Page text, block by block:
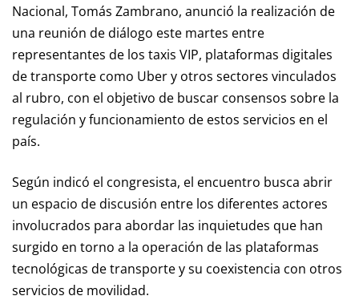
Nacional, Tomás Zambrano, anunció la realización de
una reunión de diálogo este martes entre
representantes de los taxis VIP, plataformas digitales
de transporte como Uber y otros sectores vinculados
al rubro, con el objetivo de buscar consensos sobre la
regulación y funcionamiento de estos servicios en el
país.
Según indicó el congresista, el encuentro busca abrir
un espacio de discusión entre los diferentes actores
involucrados para abordar las inquietudes que han
surgido en torno a la operación de las plataformas
tecnológicas de transporte y su coexistencia con otros
servicios de movilidad.